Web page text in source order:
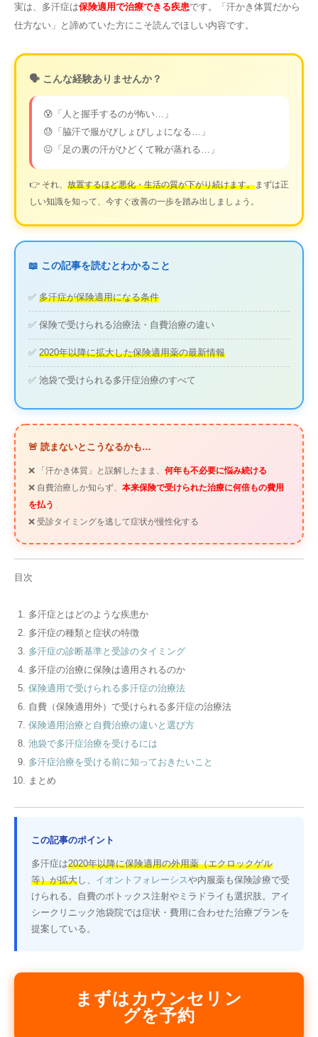
実は、多汗症は保険適用で治療できる疾患です。「汗かき体質だから
仕方ない」と諦めていた方にこそ読んでほしい内容です。
🗣️ こんな経験ありませんか？
😰「人と握手するのが怖い…」
😓「脇汗で服がびしょびしょになる…」
😖「足の裏の汗がひどくて靴が蒸れる…」
👉 それ、 放置するほど悪化・生活の質が下がり続けます。まずは正
しい知識を知って、今すぐ改善の一歩を踏み出しましょう。
📖 この記事を読むとわかること
✅ 多汗症が保険適用になる条件
✅ 保険で受けられる治療法・自費治療の違い
✅ 2020年以降に拡大した保険適用薬の最新情報
✅ 池袋で受けられる多汗症治療のすべて
🚨 読まないとこうなるかも…
❌ 「汗かき体質」と誤解したまま、 何年も不必要に悩み続ける
❌ 自費治療しか知らず、 本来保険で受けられた治療に何倍もの費用
を払う
❌ 受診タイミングを逃して症状が慢性化する
目次
多汗症とはどのような疾患か
多汗症の種類と症状の特徴
多汗症の診断基準と受診のタイミング
多汗症の治療に保険は適用されるのか
保険適用で受けられる多汗症の治療法
自費（保険適用外）で受けられる多汗症の治療法
保険適用治療と自費治療の違いと選び方
池袋で多汗症治療を受けるには
多汗症治療を受ける前に知っておきたいこと
まとめ
この記事のポイント
多汗症は2020年以降に保険適用の外用薬（エクロックゲル
等）が拡大し、 イオントフォレーシスや内服薬も保険診療で受
けられる。自費のボトックス注射やミラドライも選択肢。アイ
シークリニック池袋院では症状・費用に合わせた治療プランを
提案している。
まずはカウンセリン
グを予約